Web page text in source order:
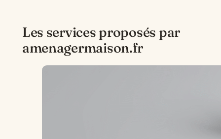
Les services proposés par
amenagermaison.fr